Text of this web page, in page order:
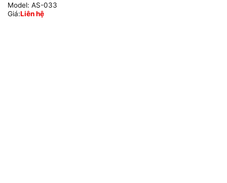
Model: AS-033
Giá:Liên hệ